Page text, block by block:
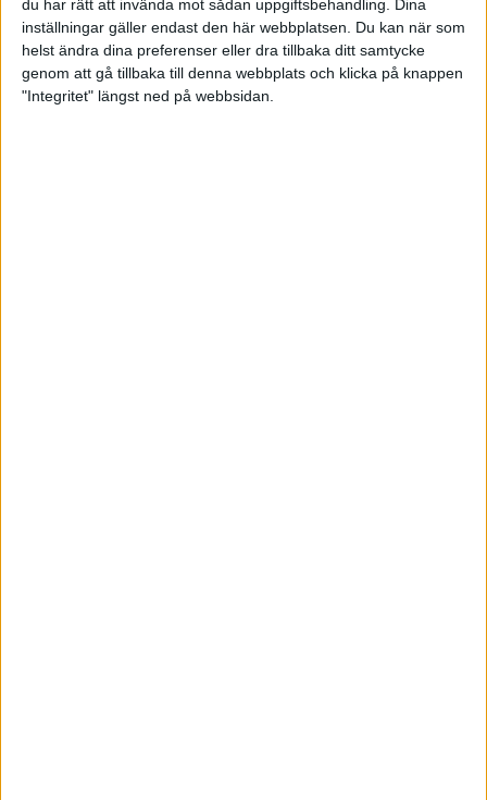
du har rätt att invända mot sådan uppgiftsbehandling. Dina
inställningar gäller endast den här webbplatsen. Du kan när som
helst ändra dina preferenser eller dra tillbaka ditt samtycke
genom att gå tillbaka till denna webbplats och klicka på knappen
"Integritet" längst ned på webbsidan.
ShareFacebook
TwitterEmailPrint